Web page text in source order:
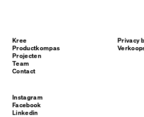
Kree
Productkompas
Projecten
Team
Contact
Privacy
Instagram
Facebook
Linkedin